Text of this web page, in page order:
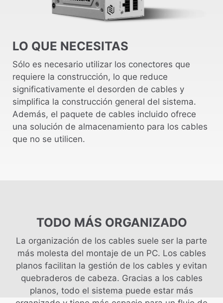
LO QUE NECESITAS
Sólo es necesario utilizar los conectores que
requiere la construcción, lo que reduce
significativamente el desorden de cables y
simplifica la construcción general del sistema.
Además, el paquete de cables incluido ofrece
una solución de almacenamiento para los cables
que no se utilicen.
TODO MÁS ORGANIZADO
La organización de los cables suele ser la parte
más molesta del montaje de un PC. Los cables
planos facilitan la gestión de los cables y evitan
quebraderos de cabeza. Gracias a los cables
planos, todo el sistema puede estar más